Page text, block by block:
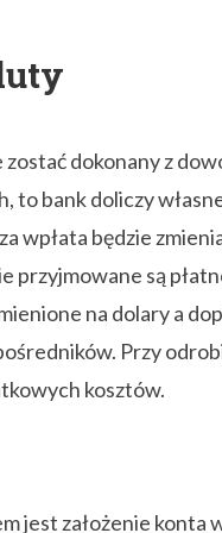
dokonany z
to bank doliczy
wpłata będzie
przyjmowane są
na dolary a
Przy
kosztów.
jest założenie